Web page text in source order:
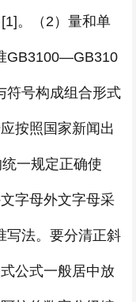
。（2）量和单
GB3100—GB310
符号构成组合形式
按照国家新闻出
一规定正确使
字母外文字母采
写法。要分清正斜
公式一般居中放